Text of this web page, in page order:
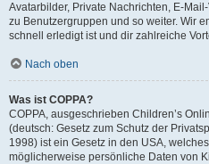
Avatarbilder, Private Nachrichten, E-
zu Benutzergruppen und so weiter. Wir
schnell erledigt ist und dir zahlreiche
Nach oben
Was ist COPPA?
COPPA, ausgeschrieben Children’s
(deutsch: Gesetz zum Schutz der
1998) ist ein Gesetz in den USA,
möglicherweise persönliche Daten von